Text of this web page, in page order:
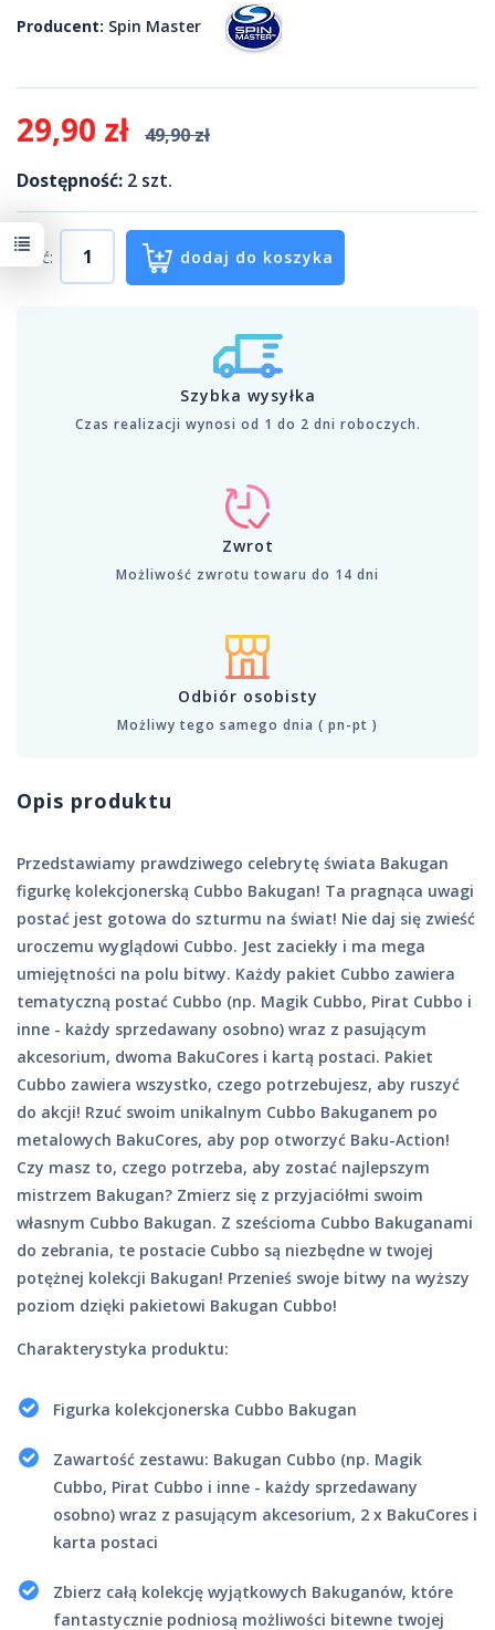
Producent: Spin Master
29,90 zł
49,90 zł
Dostępność: 2 szt.
Ilość: dodaj do koszyka
Szybka wysyłka
Czas realizacji wynosi od 1 do 2 dni roboczych.
Zwrot
Możliwość zwrotu towaru do 14 dni
Odbiór osobisty
Możliwy tego samego dnia ( pn-pt )
Opis produktu
Przedstawiamy prawdziwego celebrytę świata Bakugan
figurkę kolekcjonerską Cubbo Bakugan! Ta pragnąca uwagi
postać jest gotowa do szturmu na świat! Nie daj się zwieść
uroczemu wyglądowi Cubbo. Jest zaciekły i ma mega
umiejętności na polu bitwy. Każdy pakiet Cubbo zawiera
tematyczną postać Cubbo (np. Magik Cubbo, Pirat Cubbo i
inne - każdy sprzedawany osobno) wraz z pasującym
akcesorium, dwoma BakuCores i kartą postaci. Pakiet
Cubbo zawiera wszystko, czego potrzebujesz, aby ruszyć
do akcji! Rzuć swoim unikalnym Cubbo Bakuganem po
metalowych BakuCores, aby pop otworzyć Baku-Action!
Czy masz to, czego potrzeba, aby zostać najlepszym
mistrzem Bakugan? Zmierz się z przyjaciółmi swoim
własnym Cubbo Bakugan. Z sześcioma Cubbo Bakuganami
do zebrania, te postacie Cubbo są niezbędne w twojej
potężnej kolekcji Bakugan! Przenieś swoje bitwy na wyższy
poziom dzięki pakietowi Bakugan Cubbo!
Charakterystyka produktu:
Figurka kolekcjonerska Cubbo Bakugan
Zawartość zestawu: Bakugan Cubbo (np. Magik
Cubbo, Pirat Cubbo i inne - każdy sprzedawany
osobno) wraz z pasującym akcesorium, 2 x BakuCores i
karta postaci
Zbierz całą kolekcję wyjątkowych Bakuganów, które
fantastycznie podniosą możliwości bitewne twojej